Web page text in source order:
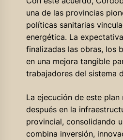
una de las provincias
políticas sanitarias
energética. La
finalizadas las obras, los
en una mejora tangible
trabajadores del sistema
La ejecución de este
después en la
provincial, consolidando
combina inversión,